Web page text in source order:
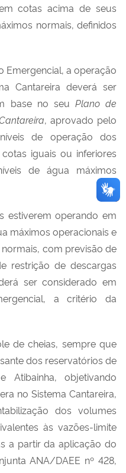
cotas acima de seus
normais, definidos
Emergencial, a operação
Cantareira deverá ser
base no seu Plano de
, aprovado pelo
de operação dos
iguais ou inferiores
de água máximos
estiverem operando em
máximos operacionais e
com previsão de
restrição de descargas
ser considerado em
a critério da
de cheias, sempre que
dos reservatórios de
Atibainha, objetivando
no Sistema Cantareira,
dos volumes
às vazões-limite
a partir da aplicação do
ANA/DAEE nº 428,